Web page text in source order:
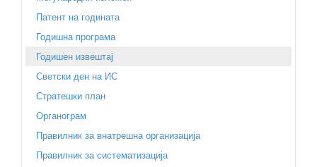
Патент на годината
Годишна програма
Годишен извештај
Светски ден на ИС
Стратешки план
Органограм
Правилник за внатрешна организација
Правилник за систематизација